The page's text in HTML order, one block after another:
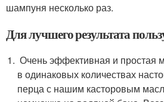
шампуня несколько раз.
Для лучшего результата
Очень эффективная и простая
в одинаковых количествах
перца с нашим касторовым